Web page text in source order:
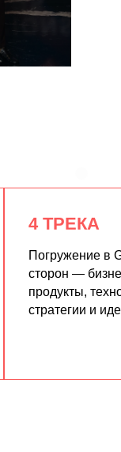
4 ТРЕКА
Погружение в
сторон —
продукты,
стратегии и